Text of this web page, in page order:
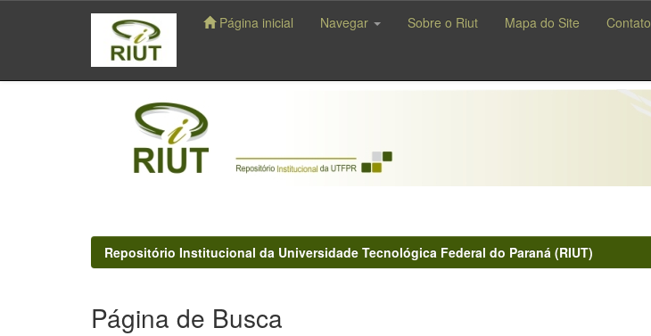
navigation
Página inicial Navegar Sobre o Riut Mapa do Site Contato
Repositório Institucional da Universidade Tecnológica Federal do Paraná (RIUT)
Página de Busca